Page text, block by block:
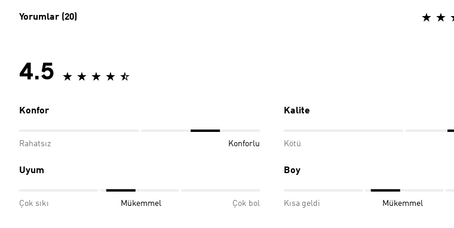
Yorumlar (20)
4.5
Konfor
Rahatsız Konforlu
Kalite
Kötü
Uyum
Çok sıkı Mükemmel Çok bol
Boy
Kısa geldi Mükemmel